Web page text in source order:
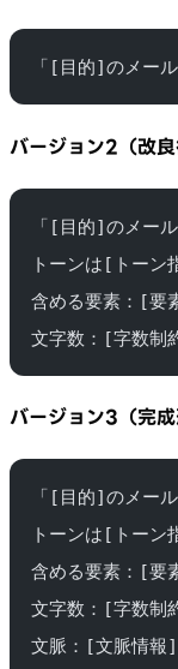
「[目的]のメー
バージョン2（改良
「[目的]のメー
トーンは[トーン
含める要素：[
文字数：[字数制
バージョン3（完成
「[目的]のメー
トーンは[トーン
含める要素：[
文字数：[字数制
文脈：[文脈情報]